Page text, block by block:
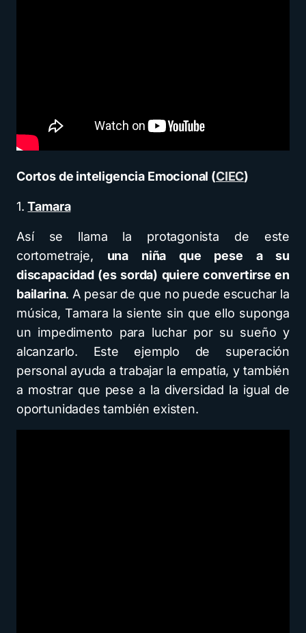
Cortos de inteligencia Emocional (CIEC)
1.Tamara
Así se llama la protagonista de este
cortometraje, una niña que pese a su
discapacidad (es sorda) quiere convertirse en
bailarina. A pesar de que no puede escuchar la
música, Tamara la siente sin que ello suponga
un impedimento para luchar por su sueño y
alcanzarlo. Este ejemplo de superación
personal ayuda a trabajar la empatía, y también
a mostrar que pese a la diversidad la igual de
oportunidades también existen.